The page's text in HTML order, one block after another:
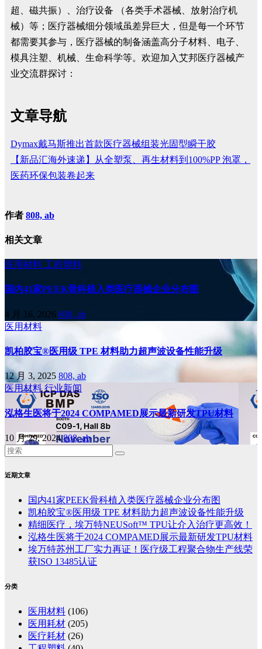
超、磁共振）、治疗设备 （各类手术器械、放射治疗机
械）等；医疗器械细分领域虽差异巨大，但是每一个环节
都需要其参与，医疗器械的制备涵盖高分子材料、电子、
模具注塑、机械、生命科学等。欢迎加入艾邦医疗器械产
业交流群探讨：
文章导航
Dymax戴马斯推出首款医疗器械组装光固型瞬干胶
【新品汇海外速递】从全塑泵、再生材料到100%PP 泡罩，
医药环保包装卷起来
作者 808, ab
相关文章
医用材料 工程塑料
国内41家PEEK骨科植入类医疗器械企业分布图
4 月 16, 2026 808, ab
医用材料
凯柏胶宝®医用级 TPE 材料助力超声波设备性能升级
12 月 3, 2025 808, ab
医用材料行业新闻
泓格生医将于2024 COMPAMED展示最新研发TPU材料
10 月 29, 2024808, ab
近期文章
国内41家PEEK骨科植入类医疗器械企业分布图
凯柏胶宝®医用级 TPE 材料助力超声波设备性能升级
精细医疗，埃万特NEUSoft™ TPU让介入治疗更高效！
泓格生医将于2024 COMPAMED展示最新研发TPU材料
埃万特苏州工厂实力再证！医疗级工程聚合物生产线荣
获ISO 13485认证
分类
医用材料 (106)
医用耗材 (205)
医疗耗材 (26)